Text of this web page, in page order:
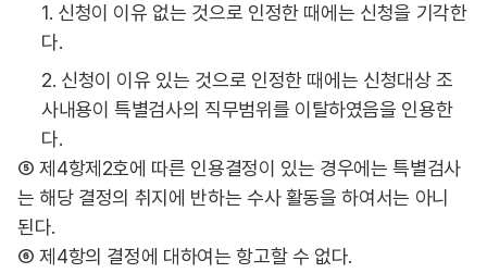
1. 신청이 이유 없는 것으로 인정한 때에는 신청을 기각한
다.
2. 신청이 이유 있는 것으로 인정한 때에는 신청대상 조
사내용이 특별검사의 직무범위를 이탈하였음을 인용한
다.
⑤ 제4항제2호에 따른 인용결정이 있는 경우에는 특별검사
는 해당 결정의 취지에 반하는 수사 활동을 하여서는 아니
된다.
⑥ 제4항의 결정에 대하여는 항고할 수 없다.